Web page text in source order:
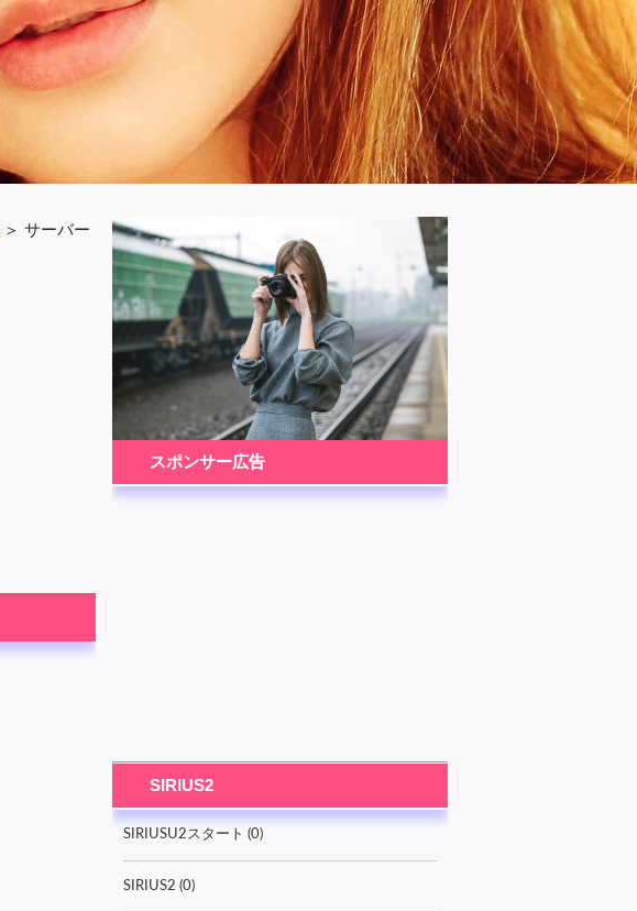
＞サーバー
スポンサー広告
SIRIUS2
SIRIUSU2スタート (0)
SIRIUS2 (0)